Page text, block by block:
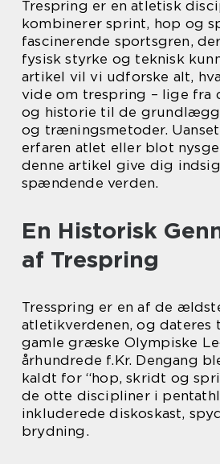
Trespring er en atletisk
kombinerer sprint, hop og
fascinerende sportsgren,
fysisk styrke og teknisk
artikel vil vi udforske alt,
vide om trespring – lige fra
og historie til de
og træningsmetoder.
erfaren atlet eller blot
denne artikel give dig
spændende verden.
En Historisk
af Trespring
Tresspring er en af de
atletikverdenen, og dateres
gamle græske Olympiske
århundrede f.Kr. Dengang
kaldt for “hop, skridt og
de otte discipliner i
inkluderede diskoskast,
brydning.